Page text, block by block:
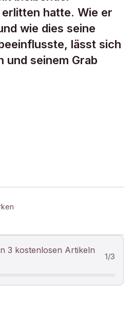
hatte. Wie er
wie dies seine
lässt sich
und seinem Grab
3 kostenlosen Artikeln
1/3